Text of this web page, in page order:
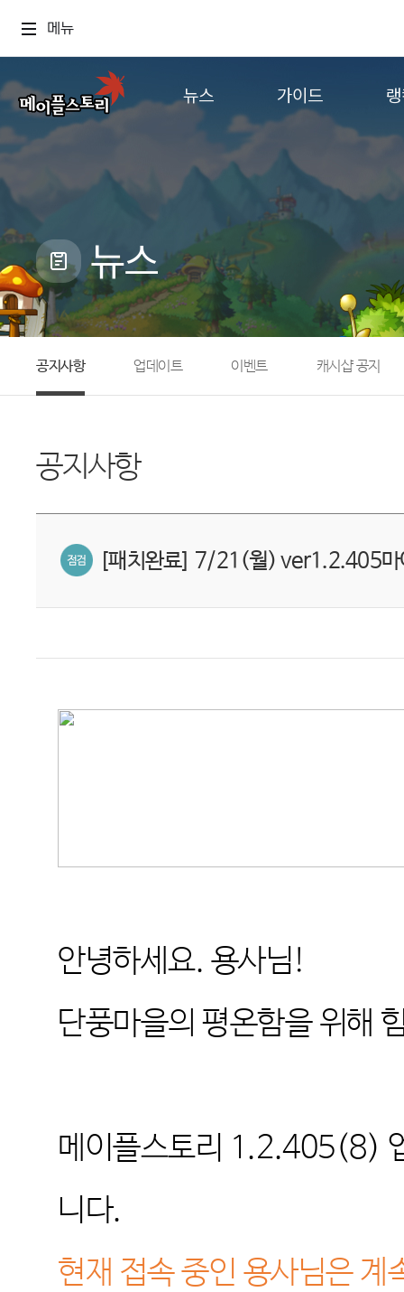
메뉴
뉴스
공지사항
업데이트
캐시샵 공지
메이플 알림판
with maple
가이드
게임정보
직업소개
확률형 아이템
NEXON NOW
뉴스
공지사항 업데이트 이벤트 캐시샵 공지
공지사항
[패치완료] 7/21(월) ver1.2.405
안녕하세요. 용사님!
단풍마을의 평온함을 위해
메이플스토리 1.2.405(8)
니다.
현재 접속 중인 용사님은 계